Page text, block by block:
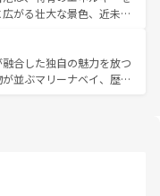
っと忘れられない旅にな
ことができる。タイ料理
の季節にも異なる楽しみ
の人々、仏教を中心とし
、訪れる旅人を魅了し続
がる壮大な景色、近未来
。観光スポットが密集し
るのも魅力。息をのむよ
香港を存分に楽しみ尽く
合した独自の魅力を放つ
並ぶマリーナベイ、歴史
しめる外せないスポット